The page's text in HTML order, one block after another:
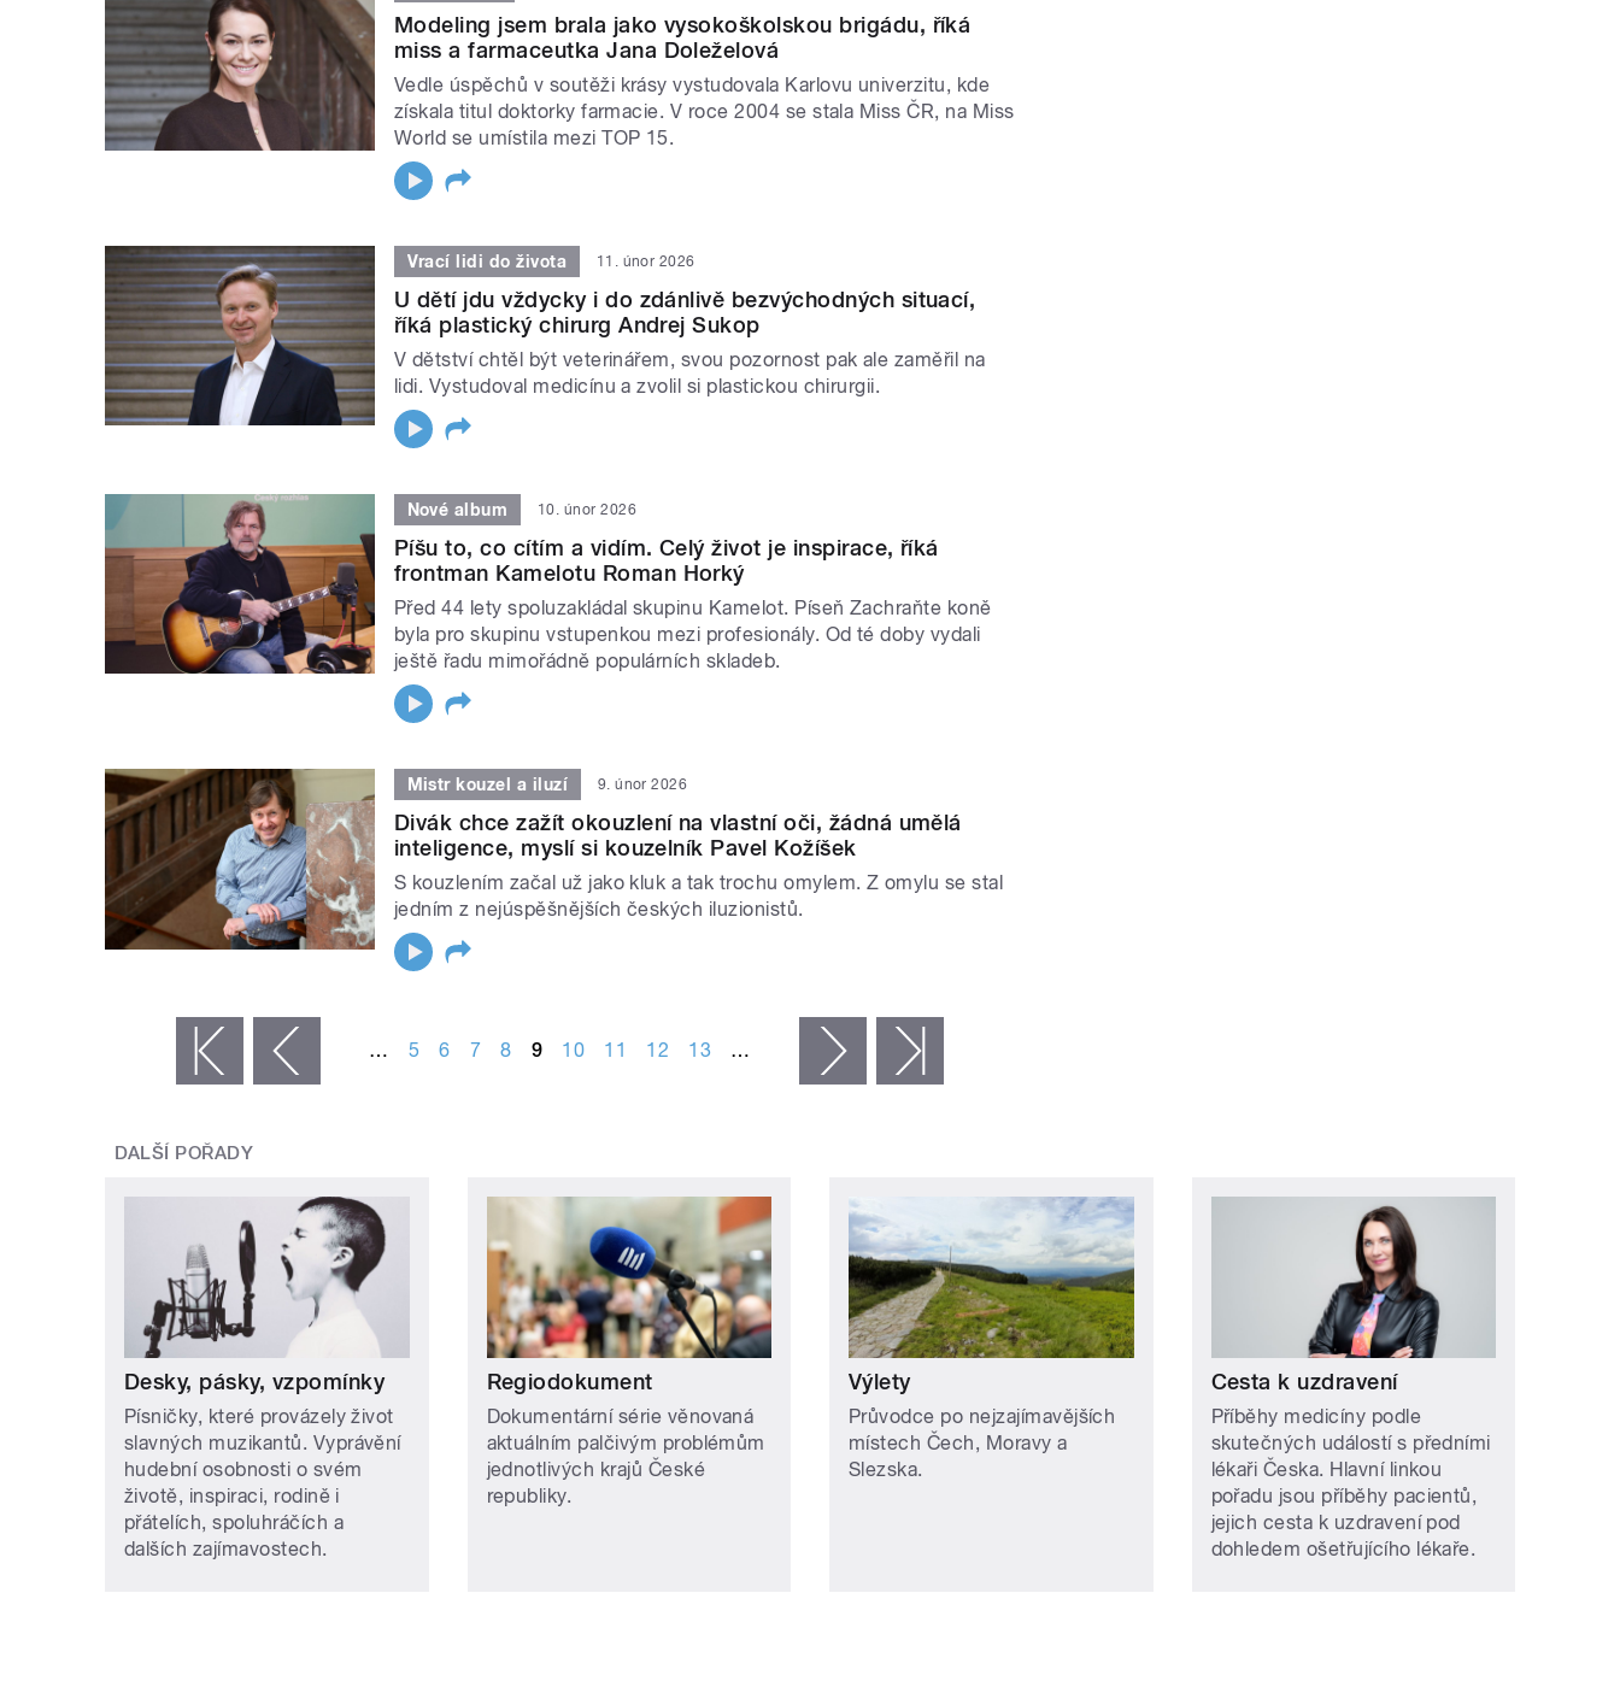
Modeling jsem brala jako vysokoškolskou brigádu, říká
miss a farmaceutka Jana Doleželová
Vedle úspěchů v soutěži krásy vystudovala Karlovu univerzitu, kde
získala titul doktorky farmacie. V roce 2004 se stala Miss ČR, na Miss
World se umístila mezi TOP 15.
Vrací lidi do života 11. únor 2026
U dětí jdu vždycky i do zdánlivě bezvýchodných situací,
říká plastický chirurg Andrej Sukop
V dětství chtěl být veterinářem, svou pozornost pak ale zaměřil na
lidi. Vystudoval medicínu a zvolil si plastickou chirurgii.
Nové album 10. únor 2026
Píšu to, co cítím a vidím. Celý život je inspirace, říká
frontman Kamelotu Roman Horký
Před 44 lety spoluzakládal skupinu Kamelot. Píseň Zachraňte koně
byla pro skupinu vstupenkou mezi profesionály. Od té doby vydali
ještě řadu mimořádně populárních skladeb.
Mistr kouzel a iluzí 9. únor 2026
Divák chce zažít okouzlení na vlastní oči, žádná umělá
inteligence, myslí si kouzelník Pavel Kožíšek
S kouzlením začal už jako kluk a tak trochu omylem. Z omylu se stal
jedním z nejúspěšnějších českých iluzionistů.
‹ předchozí … 5 6 7 8 9 10 11 12 13 … následující ›
DALŠÍ POŘADY
Desky, pásky, vzpomínky
Písničky, které provázely život
slavných muzikantů. Vyprávění
hudební osobnosti o svém
životě, inspiraci, rodině i
přátelích, spoluhráčích a
dalších zajímavostech.
Regiodokument
Dokumentární série věnovaná
aktuálním palčivým problémům
jednotlivých krajů České
republiky.
Výlety
Průvodce po nejzajímavějších
místech Čech, Moravy a
Slezska.
Cesta k uzdravení
Příběhy medicíny podle
skutečných událostí s předními
lékaři Česka. Hlavní linkou
pořadu jsou příběhy pacientů,
jejich cesta k uzdravení pod
dohledem ošetřujícího lékaře.